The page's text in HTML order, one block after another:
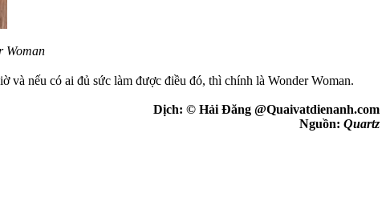
Woman
nếu có ai đủ sức làm được điều đó, thì chính là Wonder Woman.
Dịch: © Hải Đăng @Quaivatdienanh.com
Nguồn: Quartz